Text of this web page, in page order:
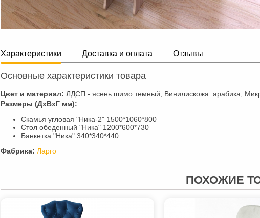
Характеристики Доставка и оплата Отзывы
Основные характеристики товара
Цвет и материал: ЛДСП - ясень шимо темный, Винилискожа: арабика,
Размеры (ДхВхГ мм):
Скамья угловая "Ника-2" 1500*1060*800
Стол обеденный "Ника" 1200*600*730
Банкетка "Ника" 340*340*440
Фабрика: Ларго
ПОХОЖИЕ